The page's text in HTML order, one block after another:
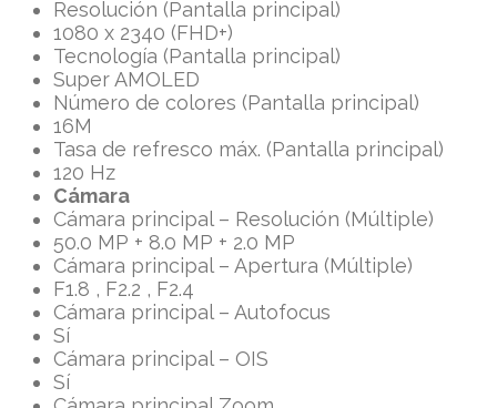
Resolución (Pantalla principal)
1080 x 2340 (FHD+)
Tecnología (Pantalla principal)
Super AMOLED
Número de colores (Pantalla principal)
16M
Tasa de refresco máx. (Pantalla principal)
120 Hz
Cámara
Cámara principal – Resolución (Múltiple)
50.0 MP + 8.0 MP + 2.0 MP
Cámara principal – Apertura (Múltiple)
F1.8 , F2.2 , F2.4
Cámara principal – Autofocus
Sí
Cámara principal – OIS
Sí